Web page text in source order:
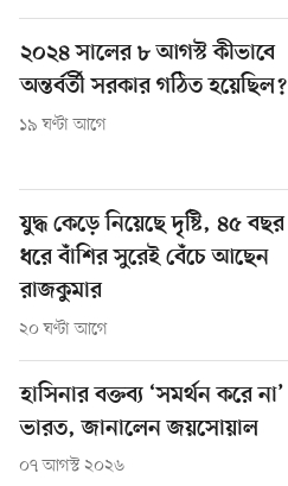
২০২৪ সালের ৮ আগস্ট কীভাবে
অন্তর্বর্তী সরকার গঠিত হয়েছিল?
১৯ ঘণ্টা আগে
যুদ্ধ কেড়ে নিয়েছে দৃষ্টি, ৪৫ বছর
ধরে বাঁশির সুরেই বেঁচে আছেন
রাজকুমার
২০ ঘণ্টা আগে
হাসিনার বক্তব্য ‘সমর্থন করে না’
ভারত, জানালেন জয়সোয়াল
০৭ আগস্ট ২০২৬